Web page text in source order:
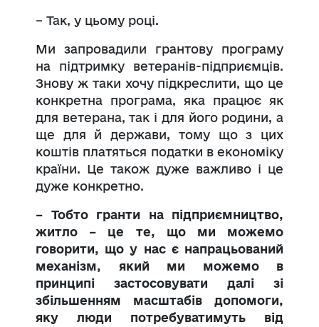
– Так, у цьому році.
Ми запровадили грантову програму
на підтримку ветеранів-підприємців.
Знову ж таки хочу підкреслити, що це
конкретна програма, яка працює як
для ветерана, так і для його родини, а
ще для й держави, тому що з цих
коштів платяться податки в економіку
країни. Це також дуже важливо і це
дуже конкретно.
– Тобто гранти на підприємництво,
житло – це те, що ми можемо
говорити, що у нас є напрацьований
механізм, який ми можемо в
принципі застосовувати далі зі
збільшенням масштабів допомоги,
яку люди потребуватимуть від